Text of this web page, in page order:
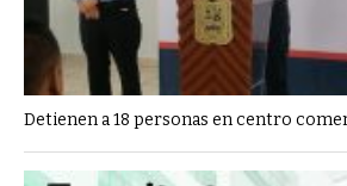
Detienen a 18 personas en centro